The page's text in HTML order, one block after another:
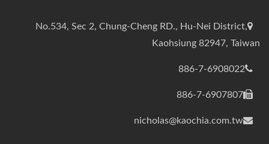
No.534, Sec 2, Chung-Cheng RD., Hu-Nei District,
Kaohsiung 82947, Taiwan
886-7-6908022
886-7-6907807
nicholas@kaochia.com.tw